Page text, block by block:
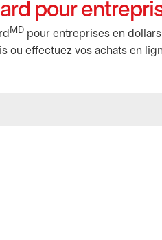
pour
MD pour entreprises en
ou effectuez vos achats en